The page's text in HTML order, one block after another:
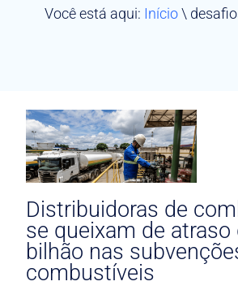
Você está aqui: Início\
Distribuidoras de
se queixam de atraso
bilhão nas
combustíveis